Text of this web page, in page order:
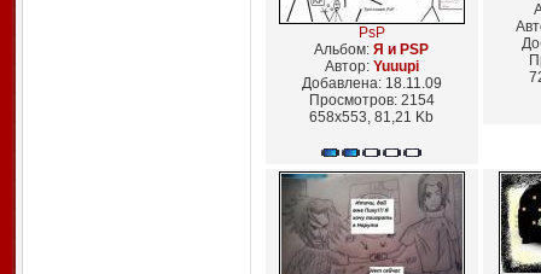
PsP
Альбом: Я и PSP
Автор: Yuuupi
Добавлена: 18.11.09
Просмотров: 2154
658x553, 81,21 Kb